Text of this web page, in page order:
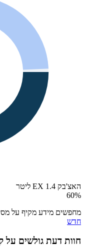
האצ'בק EX 1.4 ליטר
60%
מחפשים מידע מקיף על
חדש
חוות דעת גולשים על